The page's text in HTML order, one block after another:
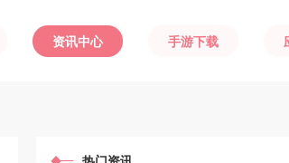
资讯中心 手游下载